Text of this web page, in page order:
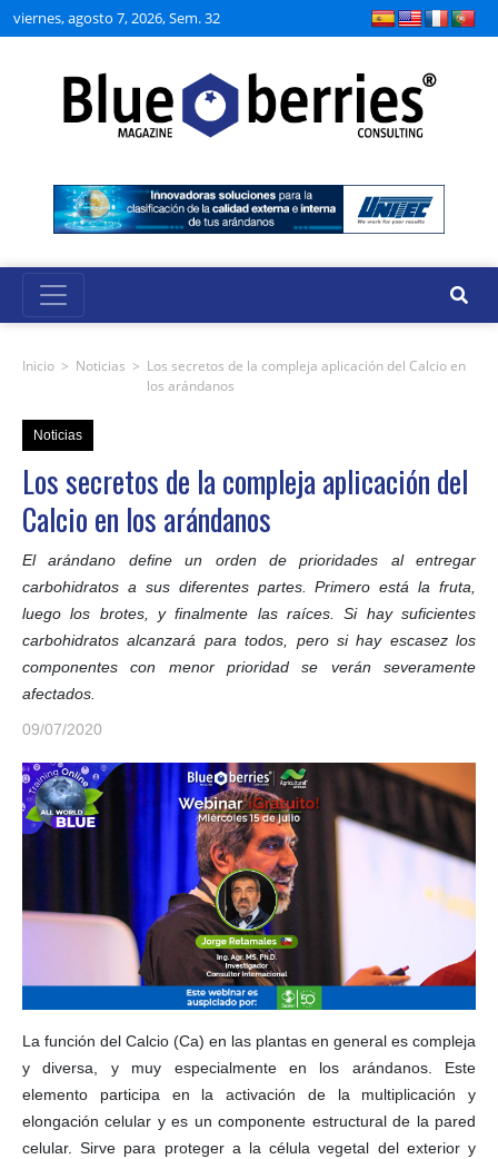
viernes, agosto 7, 2026, Sem. 32
Inicio > Noticias > Los secretos de la compleja aplicación del Calcio en
los arándanos
Noticias
Los secretos de la compleja aplicación del
Calcio en los arándanos
El arándano define un orden de prioridades al entregar
carbohidratos a sus diferentes partes. Primero está la fruta,
luego los brotes, y finalmente las raíces. Si hay suficientes
carbohidratos alcanzará para todos, pero si hay escasez los
componentes con menor prioridad se verán severamente
afectados.
09/07/2020
La función del Calcio (Ca) en las plantas en general es compleja
y diversa, y muy especialmente en los arándanos. Este
elemento participa en la activación de la multiplicación y
elongación celular y es un componente estructural de la pared
celular. Sirve para proteger a la célula vegetal del exterior y